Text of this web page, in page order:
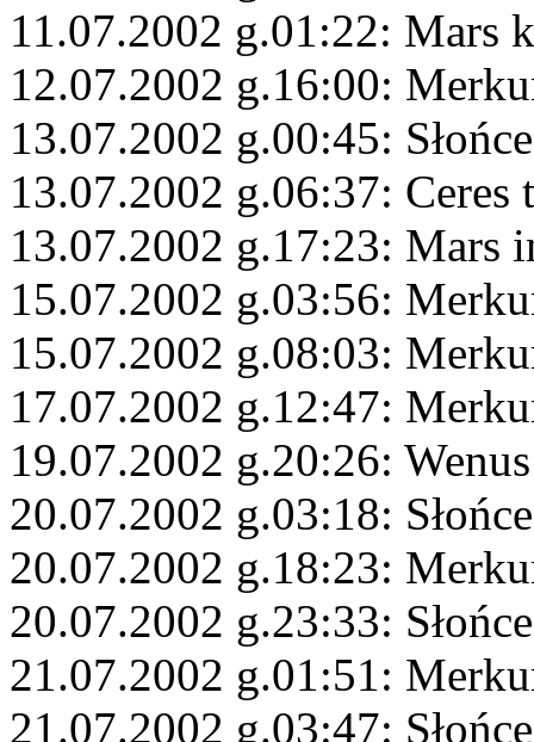
11.07.2002 g.01:22: Mars
12.07.2002 g.16:00:
13.07.2002 g.00:45:
13.07.2002 g.06:37:
13.07.2002 g.17:23: Mars
15.07.2002 g.03:56:
15.07.2002 g.08:03:
17.07.2002 g.12:47:
19.07.2002 g.20:26:
20.07.2002 g.03:18:
20.07.2002 g.18:23:
20.07.2002 g.23:33:
21.07.2002 g.01:51:
21.07.2002 g.03:47: